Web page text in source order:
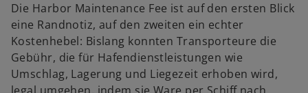
Die Harbor Maintenance Fee ist auf den ersten Blick
eine Randnotiz, auf den zweiten ein echter
Kostenhebel: Bislang konnten Transporteure die
Gebühr, die für Hafendienstleistungen wie
Umschlag, Lagerung und Liegezeit erhoben wird,